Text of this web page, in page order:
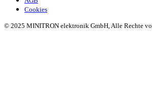
Cookies
© 2025 MINITRON elektronik GmbH, Alle Rechte